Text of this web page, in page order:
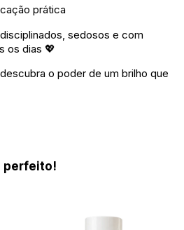
prática
sedosos e com
os dias 💖
o poder de um brilho que
perfeito!